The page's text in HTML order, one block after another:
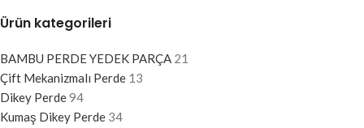
Ürün kategorileri
BAMBU PERDE YEDEK PARÇA 21
Çift Mekanizmalı Perde 13
Dikey Perde94
Kumaş Dikey Perde 34